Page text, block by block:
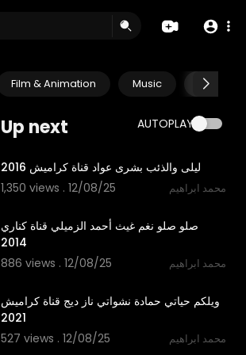
Film & Animation Music Pets &
Up next AUTOPLAY
ليلى والذئب بشرى عواد قناة كراميش 2016
1,350 views . 12/08/25
محمد ابراهيم
صلو صلو نغم غيث أحمد الزميلي قناة كناري
2014
886 views . 12/08/25
محمد ابراهيم
ويلكم حياتي حمادة نشواتي ناز ديج قناة كراميش
2021
527 views . 12/08/25
محمد ابراهيم